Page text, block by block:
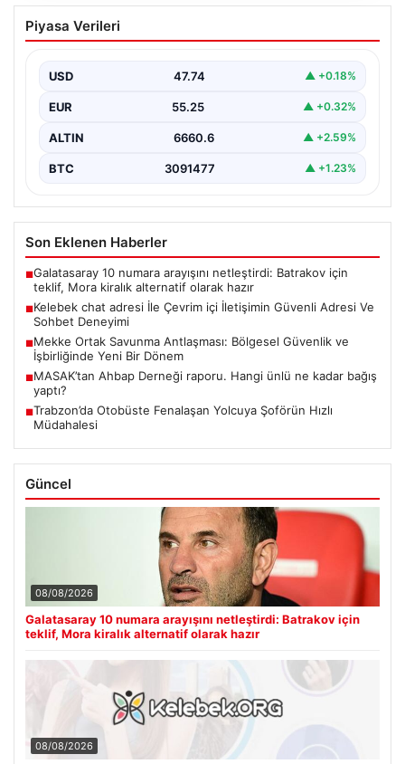
Kelebek chat adresi İle Çevrim içi
İletişimin Güvenli Adresi Ve Sohbet
Sanal çağında bireylerin kaliteli bir tarzda irtibat kurması
Piyasa Verileri
USD 47.74 ▲ +0.18%
EUR 55.25 ▲ +0.32%
ALTIN 6660.6 ▲ +2.59%
BTC 3091477 ▲ +1.23%
Son Eklenen Haberler
■Galatasaray 10 numara arayışını netleştirdi: Batrakov için
teklif, Mora kiralık alternatif olarak hazır
■Kelebek chat adresi İle Çevrim içi İletişimin Güvenli Adresi Ve
Sohbet Deneyimi
■Mekke Ortak Savunma Antlaşması: Bölgesel Güvenlik ve
İşbirliğinde Yeni Bir Dönem
■MASAK’tan Ahbap Derneği raporu. Hangi ünlü ne kadar bağış
yaptı?
■Trabzon’da Otobüste Fenalaşan Yolcuya Şoförün Hızlı
Müdahalesi
Güncel
08/08/2026
Galatasaray 10 numara arayışını netleştirdi: Batrakov için
teklif, Mora kiralık alternatif olarak hazır
08/08/2026